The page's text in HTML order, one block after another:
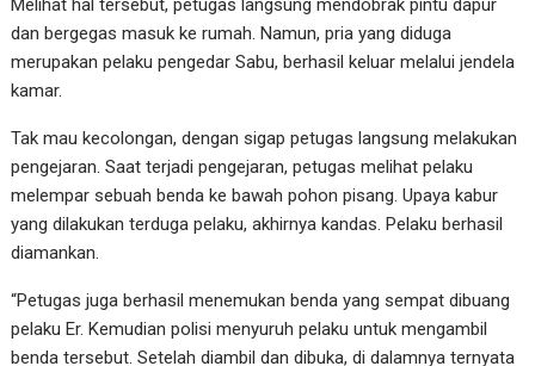
Melihat hal tersebut, petugas langsung mendobrak pintu dapur
dan bergegas masuk ke rumah. Namun, pria yang diduga
merupakan pelaku pengedar Sabu, berhasil keluar melalui jendela
kamar.
Tak mau kecolongan, dengan sigap petugas langsung melakukan
pengejaran. Saat terjadi pengejaran, petugas melihat pelaku
melempar sebuah benda ke bawah pohon pisang. Upaya kabur
yang dilakukan terduga pelaku, akhirnya kandas. Pelaku berhasil
diamankan.
“Petugas juga berhasil menemukan benda yang sempat dibuang
pelaku Er. Kemudian polisi menyuruh pelaku untuk mengambil
benda tersebut. Setelah diambil dan dibuka, di dalamnya ternyata